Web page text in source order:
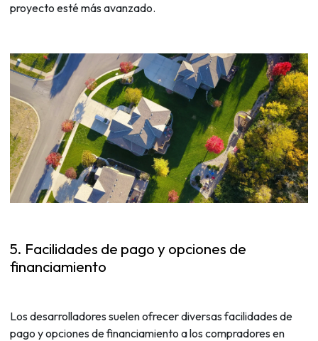
proyecto esté más avanzado.
5. Facilidades de pago y opciones de
financiamiento
Los desarrolladores suelen ofrecer diversas facilidades de
pago y opciones de financiamiento a los compradores en